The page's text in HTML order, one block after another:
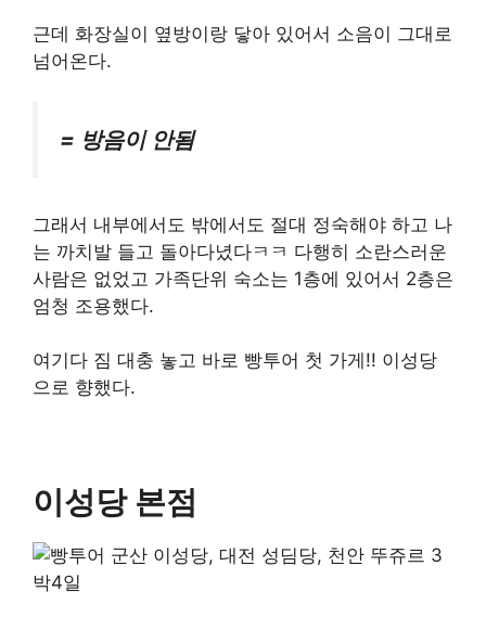
근데 화장실이 옆방이랑 닿아 있어서 소음이 그대로
넘어온다.
= 방음이 안됨
그래서 내부에서도 밖에서도 절대 정숙해야 하고 나
는 까치발 들고 돌아다녔다ㅋㅋ 다행히 소란스러운
사람은 없었고 가족단위 숙소는 1층에 있어서 2층은
엄청 조용했다.
여기다 짐 대충 놓고 바로 빵투어 첫 가게!! 이성당
으로 향했다.
이성당 본점